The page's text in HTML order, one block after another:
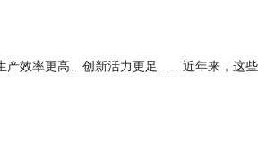
产效率更高、创新活力更足……近年来，这